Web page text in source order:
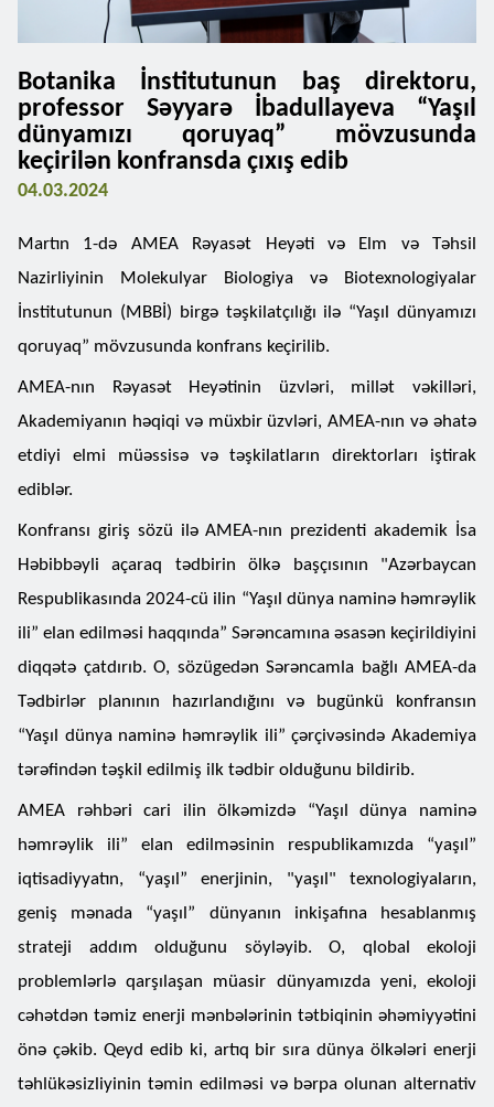
Botanika İnstitutunun baş direktoru,
professor Səyyarə İbadullayeva “Yaşıl
dünyamızı qoruyaq” mövzusunda
keçirilən konfransda çıxış edib
04.03.2024
Martın 1-də AMEA Rəyasət Heyəti və Elm və Təhsil
Nazirliyinin Molekulyar Biologiya və Biotexnologiyalar
İnstitutunun (MBBİ) birgə təşkilatçılığı ilə “Yaşıl dünyamızı
qoruyaq” mövzusunda konfrans keçirilib.
AMEA-nın Rəyasət Heyətinin üzvləri, millət vəkilləri,
Akademiyanın həqiqi və müxbir üzvləri, AMEA-nın və əhatə
etdiyi elmi müəssisə və təşkilatların direktorları iştirak
ediblər.
Konfransı giriş sözü ilə AMEA-nın prezidenti akademik İsa
Həbibbəyli açaraq tədbirin ölkə başçısının "Azərbaycan
Respublikasında 2024-cü ilin “Yaşıl dünya naminə həmrəylik
ili” elan edilməsi haqqında” Sərəncamına əsasən keçirildiyini
diqqətə çatdırıb. O, sözügedən Sərəncamla bağlı AMEA-da
Tədbirlər planının hazırlandığını və bugünkü konfransın
“Yaşıl dünya naminə həmrəylik ili” çərçivəsində Akademiya
tərəfindən təşkil edilmiş ilk tədbir olduğunu bildirib.
AMEA rəhbəri cari ilin ölkəmizdə “Yaşıl dünya naminə
həmrəylik ili” elan edilməsinin respublikamızda “yaşıl”
iqtisadiyyatın, “yaşıl” enerjinin, "yaşıl" texnologiyaların,
geniş mənada “yaşıl” dünyanın inkişafına hesablanmış
strateji addım olduğunu söyləyib. O, qlobal ekoloji
problemlərlə qarşılaşan müasir dünyamızda yeni, ekoloji
cəhətdən təmiz enerji mənbələrinin tətbiqinin əhəmiyyətini
önə çəkib. Qeyd edib ki, artıq bir sıra dünya ölkələri enerji
təhlükəsizliyinin təmin edilməsi və bərpa olunan alternativ